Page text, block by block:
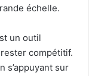
échelle.
un outil
compétitif.
s’appuyant sur